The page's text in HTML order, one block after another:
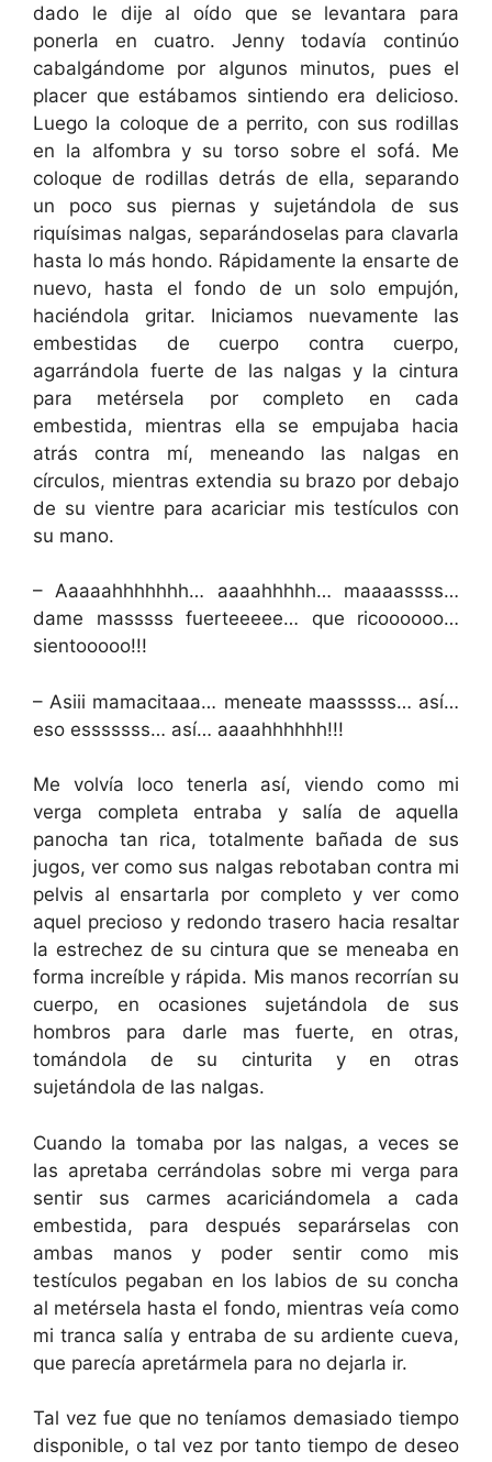
dado le dije al oído que se levantara para
ponerla en cuatro. Jenny todavía continúo
cabalgándome por algunos minutos, pues el
placer que estábamos sintiendo era delicioso.
Luego la coloque de a perrito, con sus rodillas
en la alfombra y su torso sobre el sofá. Me
coloque de rodillas detrás de ella, separando
un poco sus piernas y sujetándola de sus
riquísimas nalgas, separándoselas para clavarla
hasta lo más hondo. Rápidamente la ensarte de
nuevo, hasta el fondo de un solo empujón,
haciéndola gritar. Iniciamos nuevamente las
embestidas de cuerpo contra cuerpo,
agarrándola fuerte de las nalgas y la cintura
para metérsela por completo en cada
embestida, mientras ella se empujaba hacia
atrás contra mí, meneando las nalgas en
círculos, mientras extendia su brazo por debajo
de su vientre para acariciar mis testículos con
su mano.
– Aaaaahhhhhhh… aaaahhhhh… maaaassss…
dame masssss fuerteeeee… que ricoooooo…
sientooooo!!!
– Asiii mamacitaaa… meneate maasssss… así…
eso esssssss… así… aaaahhhhhh!!!
Me volvía loco tenerla así, viendo como mi
verga completa entraba y salía de aquella
panocha tan rica, totalmente bañada de sus
jugos, ver como sus nalgas rebotaban contra mi
pelvis al ensartarla por completo y ver como
aquel precioso y redondo trasero hacia resaltar
la estrechez de su cintura que se meneaba en
forma increíble y rápida. Mis manos recorrían su
cuerpo, en ocasiones sujetándola de sus
hombros para darle mas fuerte, en otras,
tomándola de su cinturita y en otras
sujetándola de las nalgas.
Cuando la tomaba por las nalgas, a veces se
las apretaba cerrándolas sobre mi verga para
sentir sus carmes acariciándomela a cada
embestida, para después separárselas con
ambas manos y poder sentir como mis
testículos pegaban en los labios de su concha
al metérsela hasta el fondo, mientras veía como
mi tranca salía y entraba de su ardiente cueva,
que parecía apretármela para no dejarla ir.
Tal vez fue que no teníamos demasiado tiempo
disponible, o tal vez por tanto tiempo de deseo